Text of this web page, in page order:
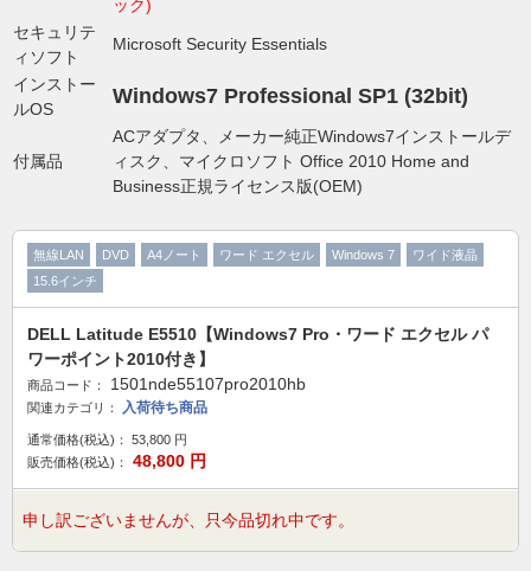
ック)
セキュリテ
ィソフト
Microsoft Security Essentials
インストー
ルOS
Windows7 Professional SP1 (32bit)
付属品
ACアダプタ、メーカー純正Windows7インストールデ
ィスク、マイクロソフト Office 2010 Home and
Business正規ライセンス版(OEM)
無線LAN DVD A4ノート ワード エクセル Windows 7
ワイド液晶
15.6インチ
DELL Latitude E5510【Windows7 Pro・ワード エクセル パ
ワーポイント2010付き】
商品コード： 1501nde55107pro2010hb
関連カテゴリ： 入荷待ち商品
通常価格(税込)： 53,800 円
販売価格(税込)：
48,800 円
申し訳ございませんが、只今品切れ中です。